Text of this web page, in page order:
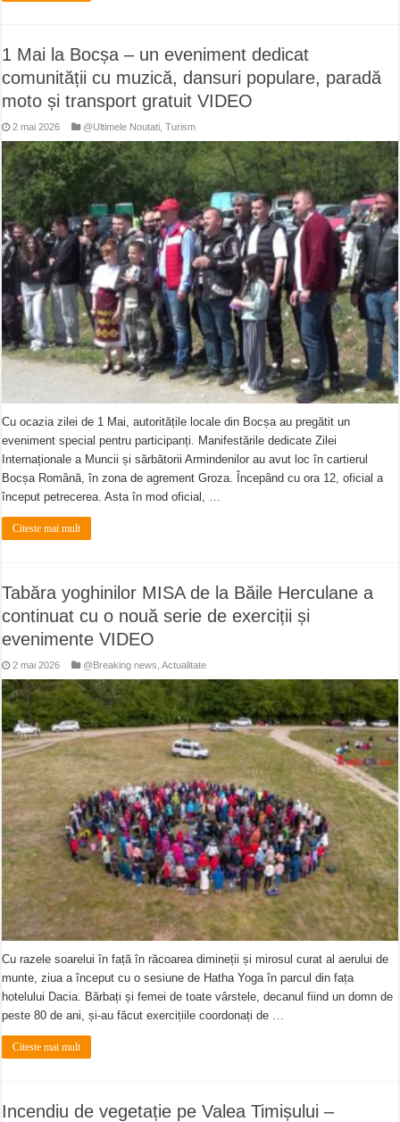
1 Mai la Bocșa – un eveniment dedicat
comunității cu muzică, dansuri populare, paradă
moto și transport gratuit VIDEO
2 mai 2026 @Ultimele Noutati ,Turism
Cu ocazia zilei de 1 Mai, autoritățile locale din Bocșa au pregătit un
eveniment special pentru participanți. Manifestările dedicate Zilei
Internaționale a Muncii și sărbătorii Armindenilor au avut loc în cartierul
Bocșa Română, în zona de agrement Groza. Începând cu ora 12, oficial a
început petrecerea. Asta în mod oficial, …
Citeste mai mult
Tabăra yoghinilor MISA de la Băile Herculane a
continuat cu o nouă serie de exerciții și
evenimente VIDEO
2 mai 2026 @Breaking news ,Actualitate
Cu razele soarelui în față în răcoarea dimineții și mirosul curat al aerului de
munte, ziua a început cu o sesiune de Hatha Yoga în parcul din fața
hotelului Dacia. Bărbați și femei de toate vârstele, decanul fiind un domn de
peste 80 de ani, și-au făcut exercițiile coordonați de …
Citeste mai mult
Incendiu de vegetație pe Valea Timișului –